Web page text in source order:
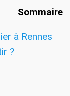
Sommaire
à Rennes
?